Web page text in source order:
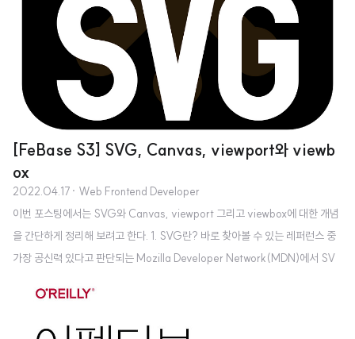
[FeBase S3] SVG, Canvas, viewport와 viewb
ox
2022.04.17 · Web Frontend Developer
이번 포스팅에서는 SVG와 Canvas, viewport 그리고 viewbox에 대한 개념
을 간단하게 정리해 보려고 한다. 1. SVG란? 바로 찾아볼 수 있는 레퍼런스 중
가장 공신력 있다고 판단되는 Mozilla Developer Network(MDN)에서 SV
는 2차원 벡터 그래픽을 서술하는 XML 기반의 마크업 언어입니다. SVG는 텍
스트 기반의 열린 웹 표준 중 하나로, 모든 사이즈에서 깔끔하게 렌더링되는 이